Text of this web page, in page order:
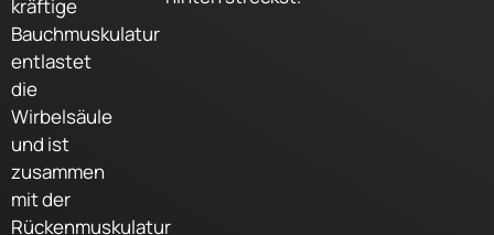
kräftige
Bauchmuskulatur
entlastet
die
Wirbelsäule
und ist
zusammen
mit der
Rückenmuskulatur